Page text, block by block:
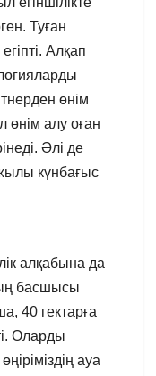
Туған
Алқап
өнім
өнім алу оған
Әлі де
күнбағыс
алқабына да
басшысы
40 гектарға
Оларды
ауа